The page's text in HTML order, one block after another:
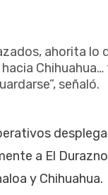
ahorita lo
señaló.
a El
y Chihuahua.